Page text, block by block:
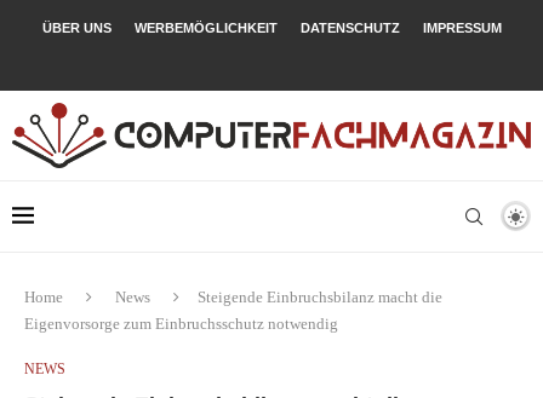
ÜBER UNS WERBEMÖGLICHKEIT DATENSCHUTZ IMPRESSUM
Home News
Steigende Einbruchsbilanz macht die
Eigenvorsorge zum Einbruchsschutz notwendig
NEWS